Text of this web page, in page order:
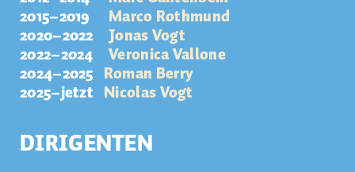
2015–2019 Marco Rothmund
2020–2022 Jonas Vogt
2022–2024 Veronica Vallone
2024–2025 Roman Berry
2025–jetzt Nicolas Vogt
DIRIGENTEN